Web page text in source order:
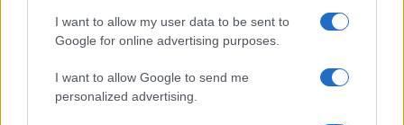
I want to allow my user data to be sent to
Google for online advertising purposes.
I want to allow Google to send me
personalized advertising.
Andrea Innocenti · 5 Ago 2026
QUOTAZIONI CRYPTO